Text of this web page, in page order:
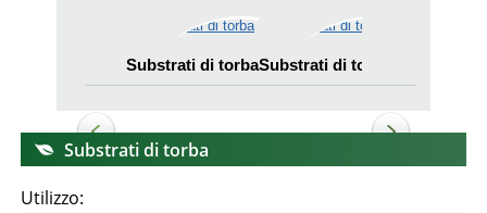
Substrati di torbaSubstrati di torba
Substrati di torba
Utilizzo: